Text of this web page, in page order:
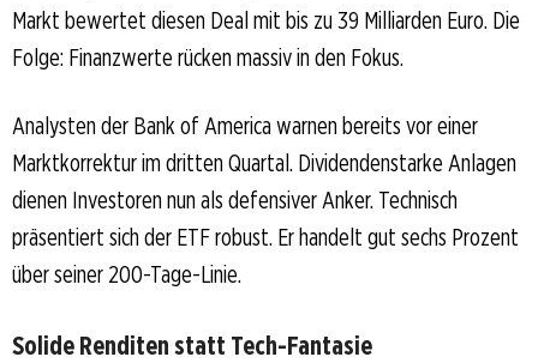
Markt bewertet diesen Deal mit bis zu 39 Milliarden Euro. Die
Folge: Finanzwerte rücken massiv in den Fokus.
Analysten der Bank of America warnen bereits vor einer
Marktkorrektur im dritten Quartal. Dividendenstarke Anlagen
dienen Investoren nun als defensiver Anker. Technisch
präsentiert sich der ETF robust. Er handelt gut sechs Prozent
über seiner 200-Tage-Linie.
Solide Renditen statt Tech-Fantasie